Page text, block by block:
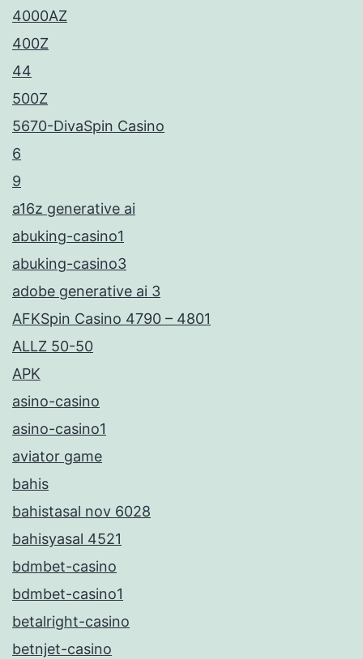
4000AZ
400Z
44
500Z
5670-DivaSpin Casino
6
9
a16z generative ai
abuking-casino1
abuking-casino3
adobe generative ai 3
AFKSpin Casino 4790 – 4801
ALLZ 50-50
APK
asino-casino
asino-casino1
aviator game
bahis
bahistasal nov 6028
bahisyasal 4521
bdmbet-casino
bdmbet-casino1
betalright-casino
betnjet-casino